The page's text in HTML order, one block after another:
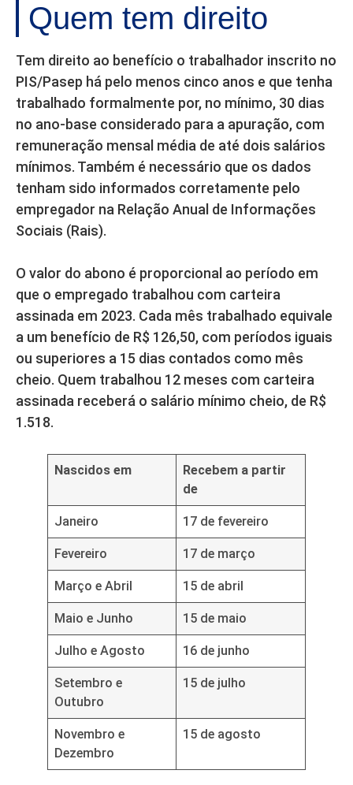
Quem tem direito
Tem direito ao benefício o trabalhador inscrito no
PIS/Pasep há pelo menos cinco anos e que tenha
trabalhado formalmente por, no mínimo, 30 dias
no ano-base considerado para a apuração, com
remuneração mensal média de até dois salários
mínimos. Também é necessário que os dados
tenham sido informados corretamente pelo
empregador na Relação Anual de Informações
Sociais (Rais).
O valor do abono é proporcional ao período em
que o empregado trabalhou com carteira
assinada em 2023. Cada mês trabalhado equivale
a um benefício de R$ 126,50, com períodos iguais
ou superiores a 15 dias contados como mês
cheio. Quem trabalhou 12 meses com carteira
assinada receberá o salário mínimo cheio, de R$
1.518.
Nascidos em
Recebem a partir
de
Janeiro 17 de fevereiro
Fevereiro 17 de março
Março e Abril 15 de abril
Maio e Junho 15 de maio
Julho e Agosto 16 de junho
Setembro e
Outubro
15 de julho
Novembro e
Dezembro
15 de agosto